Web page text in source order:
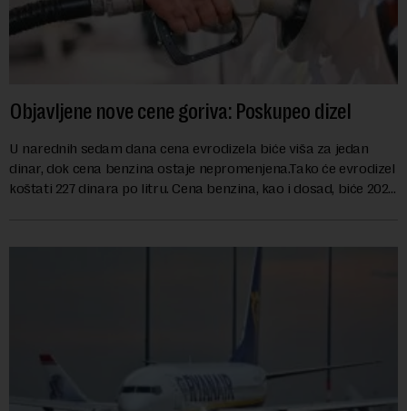
Objavljene nove cene goriva: Poskupeo dizel
U narednih sedam dana cena evrodizela biće viša za jedan
dinar, dok cena benzina ostaje nepromenjena.Tako će evrodizel
koštati 227 dinara po litru. Cena benzina, kao i dosad, biće 202